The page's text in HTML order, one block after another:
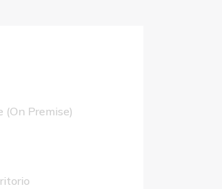
(On Premise)